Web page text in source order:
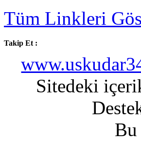
Tüm Linkleri
Takip Et :
Sitedeki
Bu